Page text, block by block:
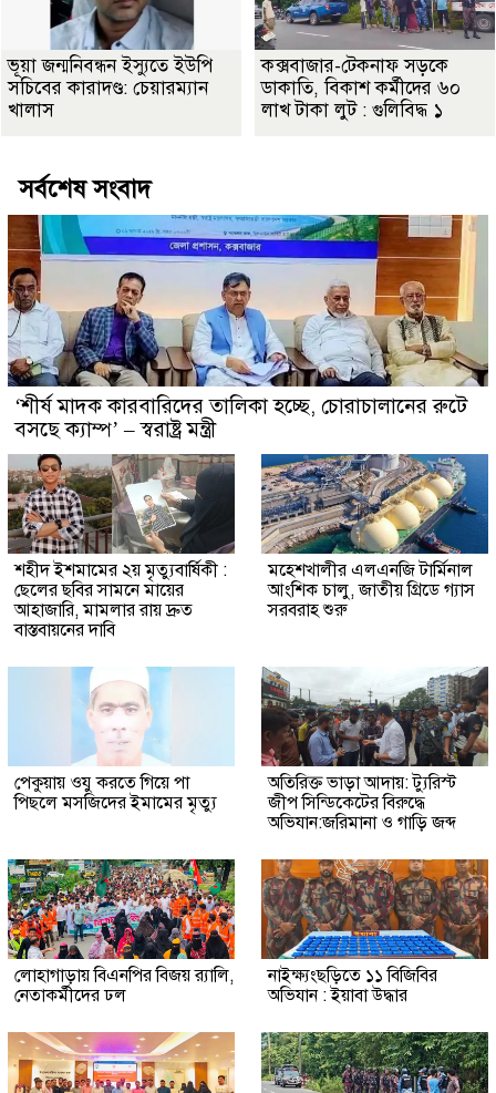
ভূয়া জন্মনিবন্ধন ইস্যুতে ইউপি
সচিবের কারাদণ্ড: চেয়ারম্যান
খালাস
কক্সবাজার-টেকনাফ সড়কে
ডাকাতি, বিকাশ কর্মীদের ৬০
লাখ টাকা লুট : গুলিবিদ্ধ ১
সর্বশেষ সংবাদ
‘শীর্ষ মাদক কারবারিদের তালিকা হচ্ছে, চোরাচালানের রুটে
বসছে ক্যাম্প’ – স্বরাষ্ট্র মন্ত্রী
শহীদ ইশমামের ২য় মৃত্যুবার্ষিকী :
ছেলের ছবির সামনে মায়ের
আহাজারি, মামলার রায় দ্রুত
বাস্তবায়নের দাবি
মহেশখালীর এলএনজি টার্মিনাল
আংশিক চালু, জাতীয় গ্রিডে গ্যাস
সরবরাহ শুরু
পেকুয়ায় ওযু করতে গিয়ে পা
পিছলে মসজিদের ইমামের মৃত্যু
অতিরিক্ত ভাড়া আদায়: ট্যুরিস্ট
জীপ সিন্ডিকেটের বিরুদ্ধে
অভিযান:জরিমানা ও গাড়ি জব্দ
লোহাগাড়ায় বিএনপির বিজয় র‍্যালি,
নেতাকর্মীদের ঢল
নাইক্ষ্যংছড়িতে ১১ বিজিবির
অভিযান : ইয়াবা উদ্ধার